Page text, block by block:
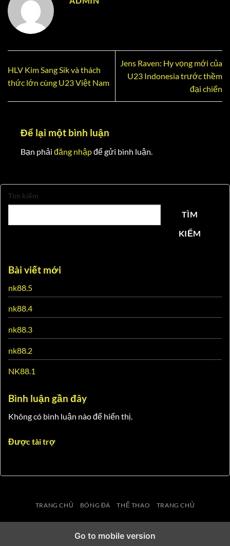
HLV Kim Sang Sik và thách
thức lớn cùng U23 Việt Nam
Jens Raven: Hy vọng mới của
U23 Indonesia trước thềm
đại chiến
Để lại một bình luận
Bạn phải đăng nhậpđể gửi bình luận.
Tìm kiếm
TÌM
KIẾM
Bài viết mới
nk88.5
nk88.4
nk88.3
nk88.2
NK88.1
Bình luận gần đây
Không có bình luận nào để hiển thị.
Được tài trợ
TRANG CHỦ BÓNG ĐÁ THỂ THAO TRANG CHỦ
Go to mobile version